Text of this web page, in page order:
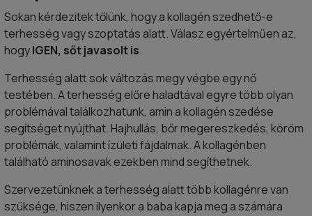
Sokan kérdezitek tőlünk, hogy a kollagén szedhető-e
terhesség vagy szoptatás alatt. Válasz egyértelműen az,
hogyIGEN, sőt javasolt is.
Terhesség alatt sok változás megy végbe egy nő
testében. A terhesség előre haladtával egyre több olyan
problémával találkozhatunk, amin a kollagén szedése
segítséget nyújthat. Hajhullás, bőr megereszkedés, köröm
problémák, valamint ízületi fájdalmak. A kollagénben
található aminosavak ezekben mind segíthetnek.
Szervezetünknek a terhesség alatt több kollagénre van
szüksége, hiszen ilyenkor a baba kapja meg a számára